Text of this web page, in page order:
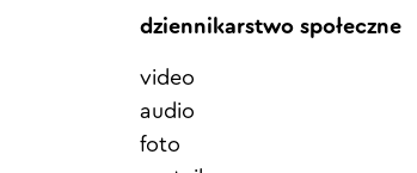
dziennikarstwo społeczne
video
audio
foto